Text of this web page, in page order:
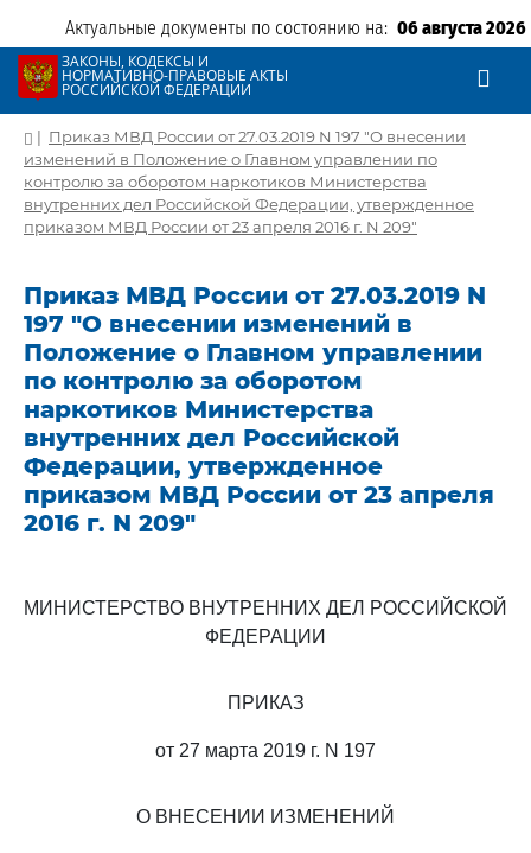
Актуальные документы по состоянию на: 06 августа 2026
ЗАКОНЫ, КОДЕКСЫ И
НОРМАТИВНО-ПРАВОВЫЕ АКТЫ
РОССИЙСКОЙ ФЕДЕРАЦИИ
| Приказ МВД России от 27.03.2019 N 197 "О внесении
изменений в Положение о Главном управлении по
контролю за оборотом наркотиков Министерства
внутренних дел Российской Федерации, утвержденное
приказом МВД России от 23 апреля 2016 г. N 209"
Приказ МВД России от 27.03.2019 N
197 "О внесении изменений в
Положение о Главном управлении
по контролю за оборотом
наркотиков Министерства
внутренних дел Российской
Федерации, утвержденное
приказом МВД России от 23 апреля
2016 г. N 209"
МИНИСТЕРСТВО ВНУТРЕННИХ ДЕЛ РОССИЙСКОЙ
ФЕДЕРАЦИИ
ПРИКАЗ
от 27 марта 2019 г. N 197
О ВНЕСЕНИИ ИЗМЕНЕНИЙ